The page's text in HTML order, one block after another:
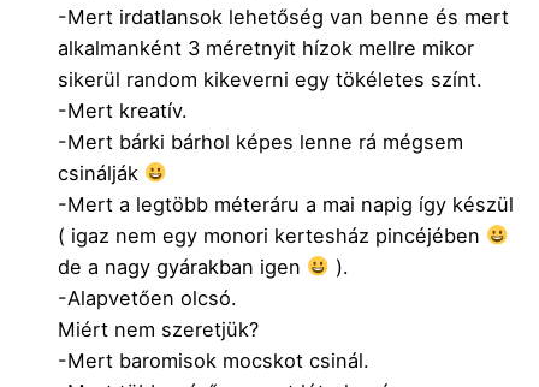
-Mert irdatlansok lehetőség van benne és mert
alkalmanként 3 méretnyit hízok mellre mikor
sikerül random kikeverni egy tökéletes színt.
-Mert kreatív.
-Mert bárki bárhol képes lenne rá mégsem
csinálják
-Mert a legtöbb méteráru a mai napig így készül
( igaz nem egy monori kertesház pincéjében
de a nagy gyárakban igen
).
-Alapvetően olcsó.
Miért nem szeretjük?
-Mert baromisok mocskot csinál.